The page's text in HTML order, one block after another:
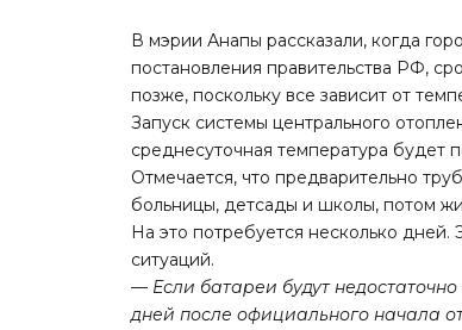
В мэрии Анапы рассказали, когда
постановления правительства РФ,
позже, поскольку все зависит от
Запуск системы центрального
среднесуточная температура будет
Отмечается, что предварительно
больницы, детсады и школы, потом
На это потребуется несколько
ситуаций.
— Если батареи будут
дней после официального начала